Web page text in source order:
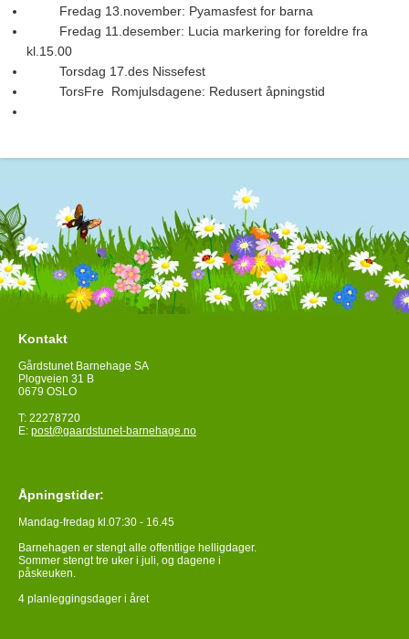
Fredag 13.november: Pyamasfest for barna
Fredag 11.desember: Lucia markering for foreldre fra
kl.15.00
Torsdag 17.des Nissefest
TorsFre Romjulsdagene: Redusert åpningstid
Kontakt
Gårdstunet Barnehage SA
Plogveien 31 B
0679 OSLO
T: 22278720
E: post@gaardstunet-barnehage.no
Åpningstider:
Mandag-fredag kl.07:30 - 16.45
Barnehagen er stengt alle offentlige helligdager.
Sommer stengt tre uker i juli, og dagene i
påskeuken.
4 planleggingsdager i året